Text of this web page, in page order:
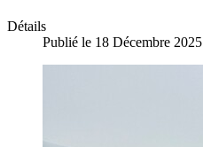
Détails
Publié le 18 Décembre 2025